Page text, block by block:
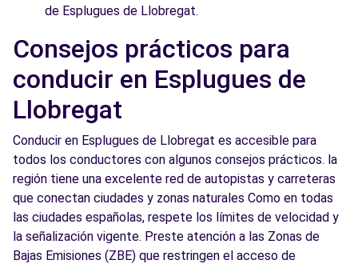
de Esplugues de Llobregat.
Consejos prácticos para
conducir en Esplugues de
Llobregat
Conducir en Esplugues de Llobregat es accesible para
todos los conductores con algunos consejos prácticos. la
región tiene una excelente red de autopistas y carreteras
que conectan ciudades y zonas naturales Como en todas
las ciudades españolas, respete los límites de velocidad y
la señalización vigente. Preste atención a las Zonas de
Bajas Emisiones (ZBE) que restringen el acceso de